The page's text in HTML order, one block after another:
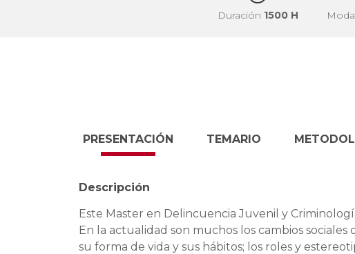
Duración 1500 H
PRESENTACIÓN
Descripción
Este Master en Delincuencia Juvenil y
En la actualidad son muchos los cambios
su forma de vida y sus hábitos; los roles y
TEMARIO